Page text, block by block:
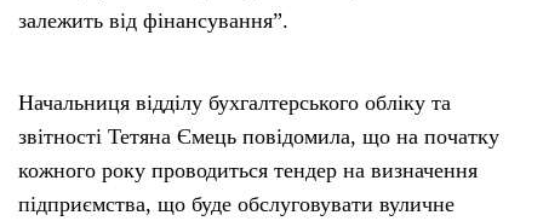
залежить від фінансування”.
Начальниця відділу бухгалтерського обліку та
звітності Тетяна Ємець повідомила, що на початку
кожного року проводиться тендер на визначення
підприємства, що буде обслуговувати вуличне